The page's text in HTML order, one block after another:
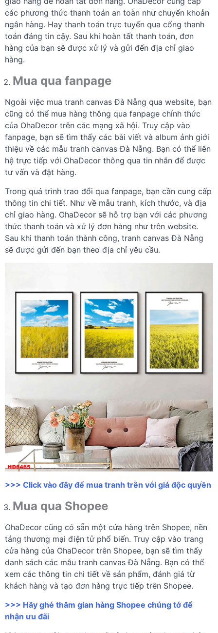
các phương thức thanh toán an toàn như chuyển khoản
ngân hàng. Hay thanh toán trực tuyến qua cổng thanh
toán đáng tin cậy. Sau khi hoàn tất thanh toán, đơn
hàng của bạn sẽ được xử lý và gửi đến địa chỉ giao
hàng.
Mua qua fanpage
Ngoài việc mua tranh canvas Đà Nẵng qua website, bạn
cũng có thể mua hàng thông qua fanpage chính thức
của OhaDecor trên các mạng xã hội. Truy cập vào
fanpage, bạn sẽ tìm thấy các bài viết và album ảnh giới
thiệu về các mẫu tranh canvas Đà Nẵng. Bạn có thể liên
hệ trực tiếp với OhaDecor thông qua tin nhắn để được
tư vấn và đặt hàng.
Trong quá trình trao đổi qua fanpage, bạn cần cung cấp
thông tin chi tiết. Như về mẫu tranh, kích thước, và địa
chỉ giao hàng. OhaDecor sẽ hỗ trợ bạn với các phương
thức thanh toán và xử lý đơn hàng như trên website.
Sau khi thanh toán thành công, tranh canvas Đà Nẵng
sẽ được gửi đến bạn theo địa chỉ yêu cầu.
>>> Click vào đây để mua tranh trên với giá độc quyền
Mua qua Shopee
OhaDecor cũng có sẵn một cửa hàng trên Shopee, nền
tảng thương mại điện tử phổ biến. Truy cập vào trang
cửa hàng của OhaDecor trên Shopee, bạn sẽ tìm thấy
danh sách các mẫu tranh canvas Đà Nẵng. Bạn có thể
xem các thông tin chi tiết về sản phẩm, đánh giá từ
khách hàng và tạo đơn hàng trực tiếp trên Shopee.
>>> Hãy ghé thăm gian hàng Shopee chúng tớ để
nhận ưu đãi